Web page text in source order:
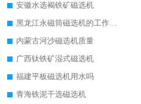
安徽水选褐铁矿磁选机
黑龙江永磁筒磁选机的工作原理
内蒙古河沙磁选机质量
广西钛铁矿湿式磁选机
福建平板磁选机用水吗
青海铁泥干选磁选机